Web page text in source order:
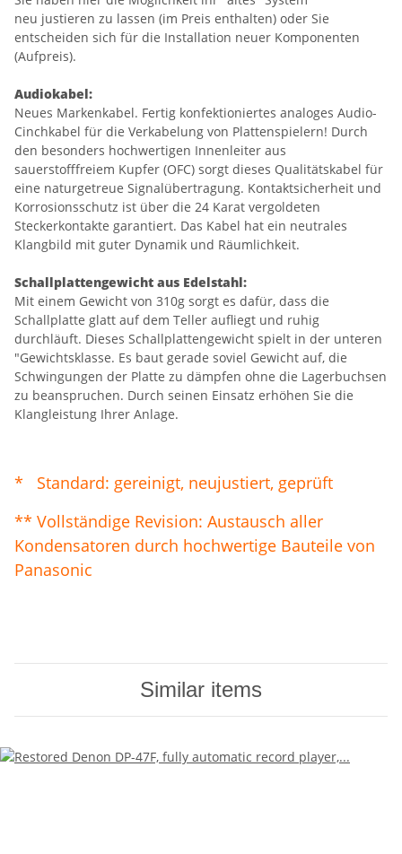
neu justieren zu lassen (im Preis enthalten) oder Sie
entscheiden sich für die Installation neuer Komponenten
(Aufpreis).
Audiokabel:
Neues Markenkabel. Fertig konfektioniertes analoges Audio-
Cinchkabel für die Verkabelung von Plattenspielern! Durch
den besonders hochwertigen Innenleiter aus
sauerstofffreiem Kupfer (OFC) sorgt dieses Qualitätskabel für
eine naturgetreue Signalübertragung. Kontaktsicherheit und
Korrosionsschutz ist über die 24 Karat vergoldeten
Steckerkontakte garantiert. Das Kabel hat ein neutrales
Klangbild mit guter Dynamik und Räumlichkeit.
Schallplattengewicht aus Edelstahl:
Mit einem Gewicht von 310g sorgt es dafür, dass die
Schallplatte glatt auf dem Teller aufliegt und ruhig
durchläuft. Dieses Schallplattengewicht spielt in der unteren
"Gewichtsklasse. Es baut gerade soviel Gewicht auf, die
Schwingungen der Platte zu dämpfen ohne die Lagerbuchsen
zu beanspruchen. Durch seinen Einsatz erhöhen Sie die
Klangleistung Ihrer Anlage.
* Standard: gereinigt, neujustiert, geprüft
** Vollständige Revision: Austausch aller
Kondensatoren durch hochwertige Bauteile von
Panasonic
Similar items